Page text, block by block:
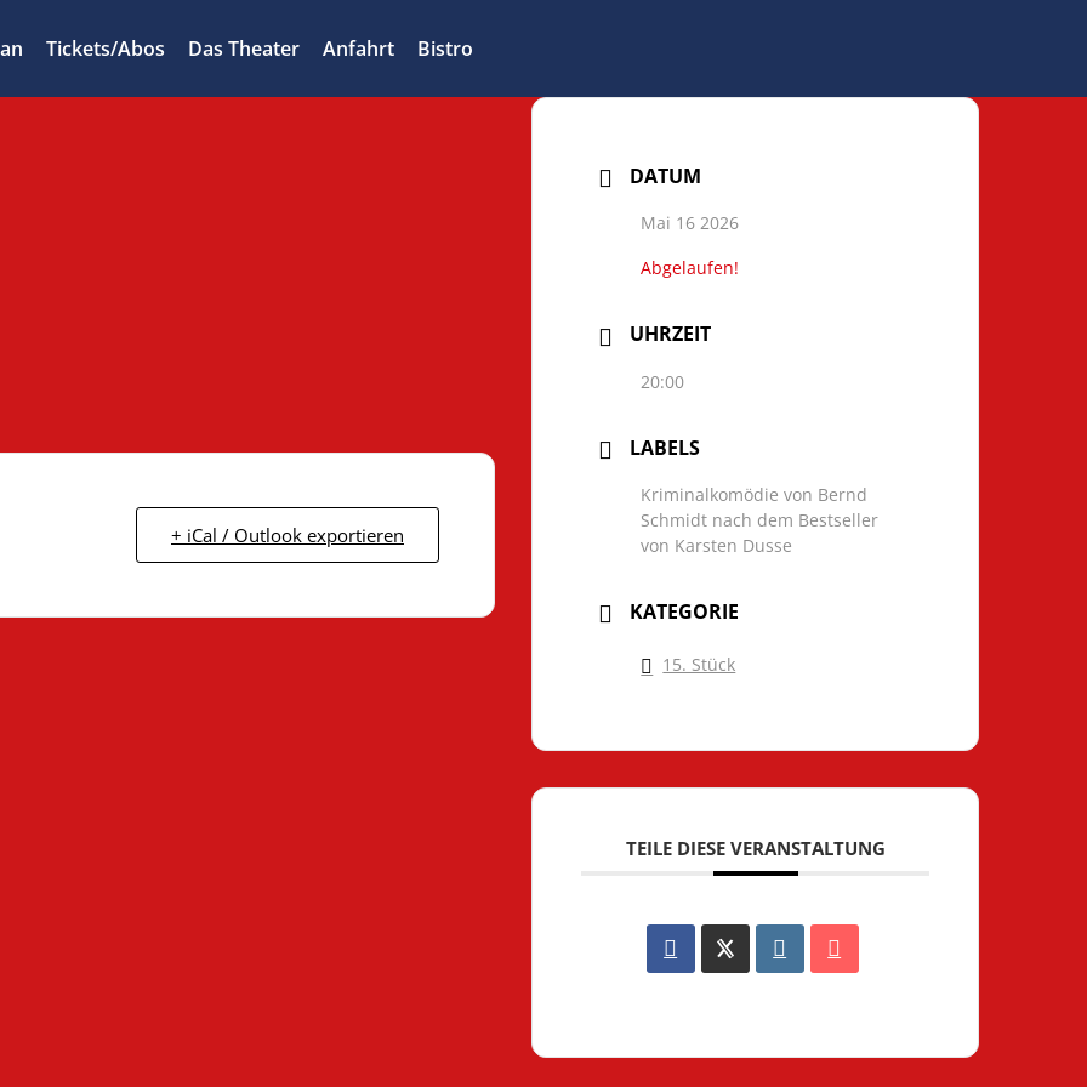
Tickets/Abos Das Theater Anfahrt Bistro
+ iCal / Outlook exportieren
DATUM
Mai 16 2026
Abgelaufen!
UHRZEIT
20:00
LABELS
Kriminalkomödie von Bernd
Schmidt nach dem Bestseller
von Karsten Dusse
KATEGORIE
15. Stück
TEILE DIESE VERANSTALTUNG